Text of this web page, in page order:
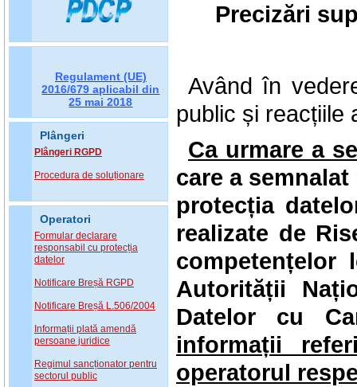
Regulament (UE)
2016/679 aplicabil din
25 mai 2018
Plângeri
Plângeri RGPD
Procedura de soluționare
Operatori
Formular declarare
responsabil cu protecția
datelor
Notificare Breșă RGPD
Notificare Breșă L.506/2004
Informații plată amendă
persoane juridice
Regimul sancționator pentru
sectorul public
Precizări
Având în
public și reacțiile
Ca urmare a
care a
protecția
realizate de
competențelor
Autorității
Datelor cu
informații
operatorul